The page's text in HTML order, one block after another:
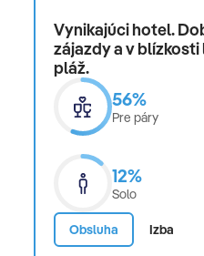
Vynikajúci hotel.
zájazdy a v
pláž.
56%
Pre páry
12%
Solo
Obsluha Izba